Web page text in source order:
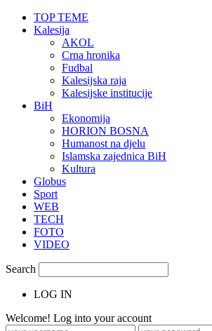
TOP TEME
Kalesija
AKOL
Crna hronika
Fudbal
Kalesijska raja
Kalesijske institucije
BiH
Ekonomija
HORION BOSNA
Humanost na djelu
Islamska zajednica BiH
Kultura
Globus
Sport
WEB
TECH
FOTO
VIDEO
Search
LOG IN
Welcome! Log into your account